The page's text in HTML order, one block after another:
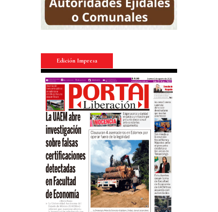
Edición Impresa